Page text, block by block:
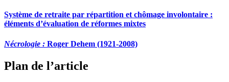
Système de retraite par répartition et chômage involontaire :
éléments d’évaluation de réformes mixtes
Nécrologie : Roger Dehem (1921-2008)
Plan de l’article